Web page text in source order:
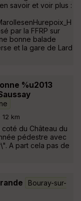
savoir et voir plus :
par la FFRP sur
bonne balade
et la gare de Lard
%u2013
12 km
du Château du
pédestre avec
A part cela pas de
Bouray-sur-